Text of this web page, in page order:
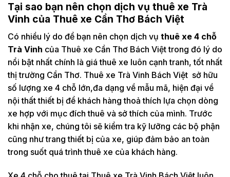
Tại sao bạn nên chọn dịch vụ thuê xe Trà
Vinh của Thuê xe Cần Thơ Bách Việt
Có nhiều lý do để bạn nên chọn dịch vụ thuê xe 4 chỗ
Trà Vinh của Thuê xe Cần Thơ Bách Việt trong đó lý do
nổi bật nhất chính là giá thuê xe luôn cạnh tranh, tốt nhất
thị trường Cần Thơ. Thuê xe Trà Vinh Bách Việt sở hữu
số lượng xe 4 chỗ lớn,đa dạng về mẫu mã, hiện đại về
nội thất thiết bị để khách hàng thoả thích lựa chọn dòng
xe hợp với mục đích thuê và sở thích của mình. Trước
khi nhận xe, chúng tôi sẽ kiểm tra kỹ lưỡng các bộ phận
cũng như trang thiết bị của xe, giúp đảm bảo an toàn
trong suốt quá trình thuê xe của khách hàng.